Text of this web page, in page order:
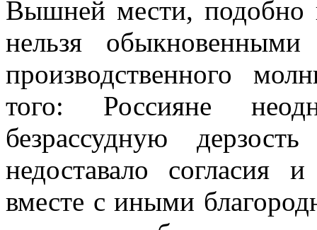
Вышней мести, подобно
нельзя
производственного
того: Россияне
безрассудную
недоставало согласия
вместе с иными